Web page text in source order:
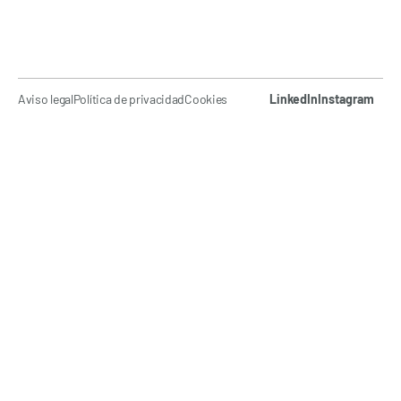
Aviso legalPolítica de privacidadCookies LinkedInInstagram